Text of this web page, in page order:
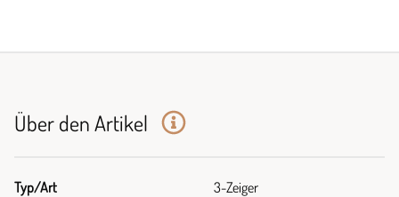
Über den Artikel
Typ/Art 3-Zeiger